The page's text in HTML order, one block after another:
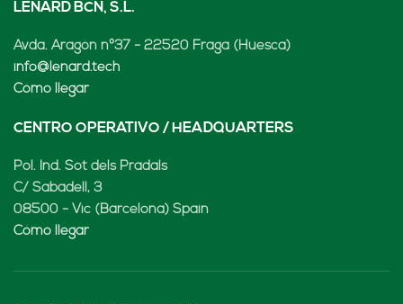
LENARD BCN, S.L.
Avda. Aragón nº37 - 22520 Fraga (Huesca)
info@lenard.tech
Cómo llegar
CENTRO OPERATIVO / HEADQUARTERS
Pol. Ind. Sot dels Pradals
C/ Sabadell, 3
08500 - Vic (Barcelona) Spain
Cómo llegar